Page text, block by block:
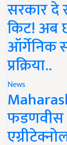
सरकार दे
किट! अब
ऑर्गेनिक
प्रक्रिया..
News
फडणवीस